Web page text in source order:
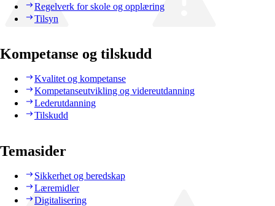
Regelverk for skole og opplæring
Tilsyn
Kompetanse og tilskudd
Kvalitet og kompetanse
Kompetanseutvikling og videreutdanning
Lederutdanning
Tilskudd
Temasider
Sikkerhet og beredskap
Læremidler
Digitalisering